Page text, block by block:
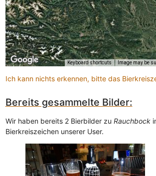
Keyboard shortcuts Image may be
Ich kann nichts erkennen, bitte das
Bereits gesammelte Bilder:
Wir haben bereits 2 Bierbilder zu Rauchbock
Bierkreiszeichen unserer User.